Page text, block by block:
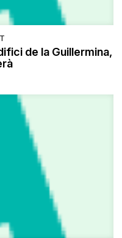
de la Guillermina,